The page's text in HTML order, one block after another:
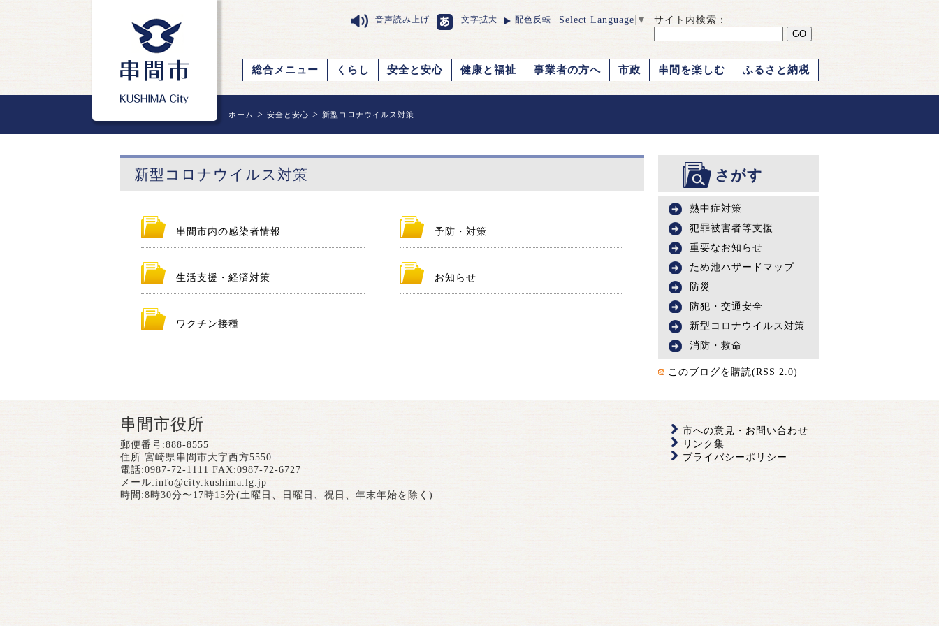
音声読み上げ 文字拡大 配色反転 Select Language ▼ サイト内検索：
総合メニュー くらし 安全と安心 健康と福祉 事業者の方へ 市政 串間を楽しむ ふるさと納税
ホーム > 安全と安心 > 新型コロナウイルス対策
新型コロナウイルス対策
串間市内の感染者情報 予防・対策
生活支援・経済対策 お知らせ
ワクチン接種
さがす
熱中症対策
犯罪被害者等支援
重要なお知らせ
ため池ハザードマップ
防災
防犯・交通安全
新型コロナウイルス対策
消防・救命
このブログを購読(RSS 2.0)
串間市役所
郵便番号:888-8555
住所:宮崎県串間市大字西方5550
電話:0987-72-1111 FAX:0987-72-6727
メール:info@city.kushima.lg.jp
時間:8時30分〜17時15分(土曜日、日曜日、祝日、年末年始を除く)
市への意見・お問い合わせ
リンク集
プライバシーポリシー